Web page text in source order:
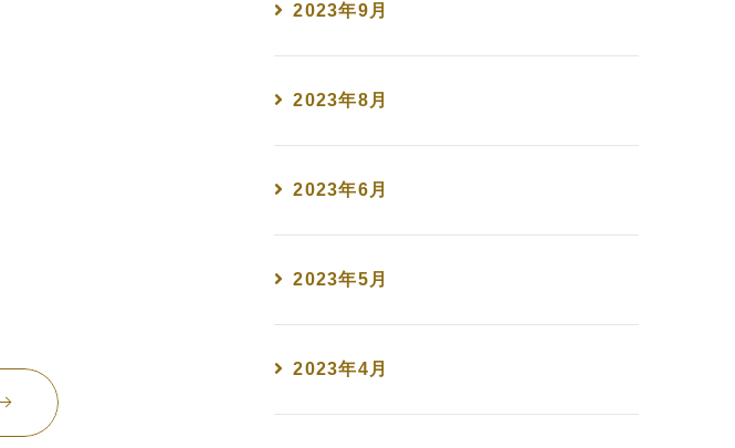
2023年9月
2023年8月
2023年6月
2023年5月
2023年4月